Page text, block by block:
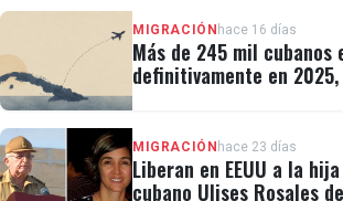
MIGRACIÓN hace 16 días
Más de 245 mil cubanos
definitivamente en
MIGRACIÓN hace 23 días
Liberan en EEUU a la
cubano Ulises Rosales